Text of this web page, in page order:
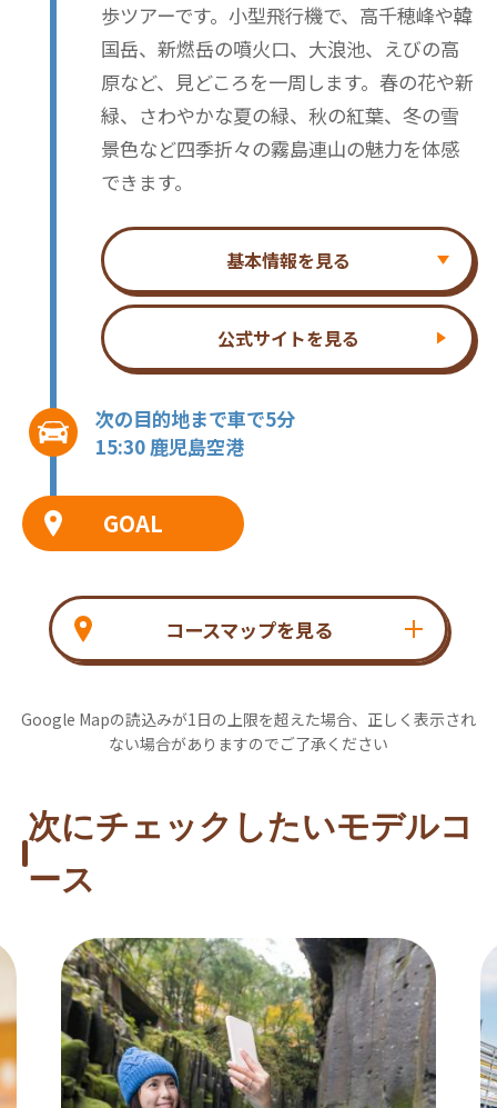
歩ツアーです。小型飛行機で、高千穂峰や韓
国岳、新燃岳の噴火口、大浪池、えびの高
原など、見どころを一周します。春の花や新
緑、さわやかな夏の緑、秋の紅葉、冬の雪
景色など四季折々の霧島連山の魅力を体感
できます。
基本情報を見る
公式サイトを見る
次の目的地まで車で5分
15:30 鹿児島空港
GOAL
コースマップを見る
Google Mapの読込みが1日の上限を超えた場合、正しく表示され
ない場合がありますのでご了承ください
次にチェックしたいモデルコ
ース